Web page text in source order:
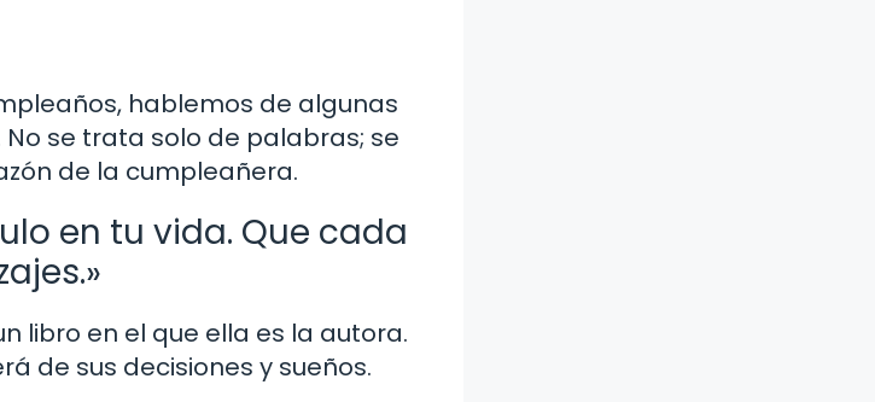
hablemos de algunas
se trata solo de palabras; se
de la cumpleañera.
en tu vida. Que cada
libro en el que ella es la autora.
de sus decisiones y sueños.